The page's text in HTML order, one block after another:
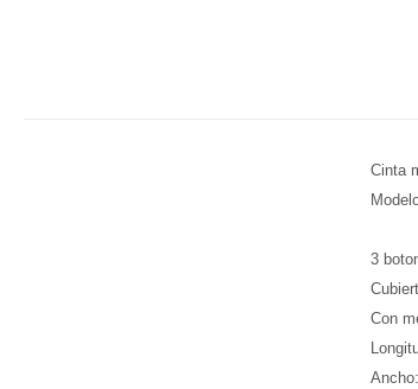
Cinta
3
Con